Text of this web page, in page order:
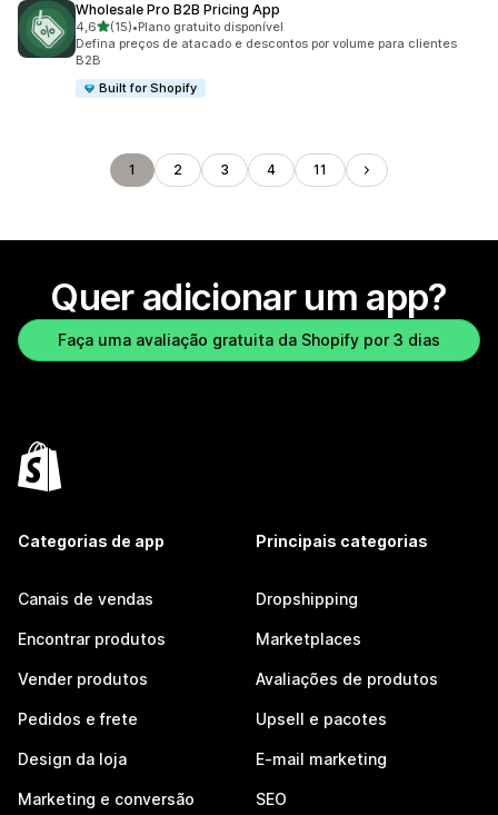
Wholesale Pro B2B Pricing App
4,6de 5 estrelas
(15)
15 avaliações ao todo
•Plano gratuito disponível
Defina preços de atacado e descontos por volume para clientes
B2B
Built for Shopify
1 2 3 4 11
Quer adicionar um app?
Faça uma avaliação gratuita da Shopify por 3 dias
Categorias de app
Canais de vendas
Encontrar produtos
Vender produtos
Pedidos e frete
Design da loja
Marketing e conversão
Principais categorias
Dropshipping
Marketplaces
Avaliações de produtos
Upsell e pacotes
E-mail marketing
SEO